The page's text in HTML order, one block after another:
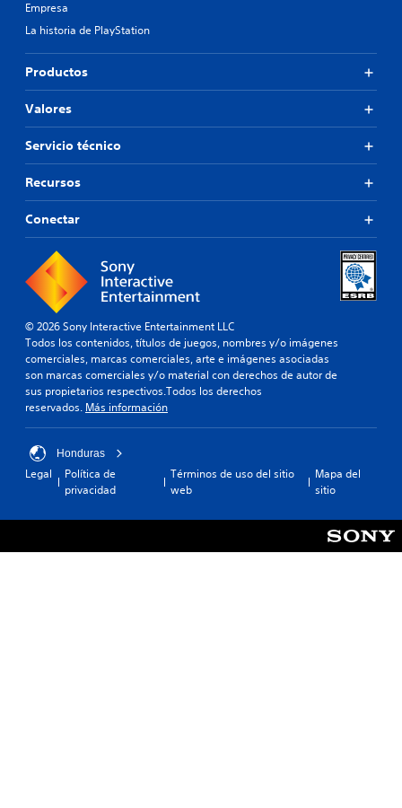
Empresa
La historia de PlayStation
Productos
Valores
Servicio técnico
Recursos
Conectar
© 2026 Sony Interactive Entertainment LLC
Todos los contenidos, títulos de juegos, nombres y/o imágenes
comerciales, marcas comerciales, arte e imágenes asociadas
son marcas comerciales y/o material con derechos de autor de
sus propietarios respectivos.Todos los derechos
reservados. Más información
Honduras
Legal
Política de
privacidad
Términos de uso del sitio
web
Mapa del
sitio